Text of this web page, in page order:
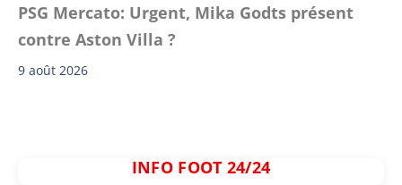
PSG Mercato: Urgent, Mika Godts présent
contre Aston Villa ?
9 août 2026
INFO FOOT 24/24